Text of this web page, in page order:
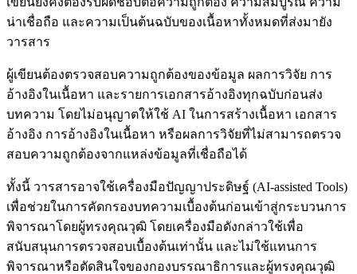
น่าเชื่อถือ และความเป็นต้นฉบับของเนื้อหาทั้งหมดที่ส่งมายัง
วารสาร
ผู้เขียนต้องตรวจสอบความถูกต้องของข้อมูล ผลการวิจัย การ
อ้างอิงในเนื้อหา และรายการเอกสารอ้างอิงทุกฉบับก่อนส่ง
บทความ โดยไม่อนุญาตให้ใช้ AI ในการสร้างเนื้อหา เอกสาร
อ้างอิง การอ้างอิงในเนื้อหา หรือผลการวิจัยที่ไม่สามารถตรวจ
สอบความถูกต้องจากแหล่งข้อมูลที่เชื่อถือได้
ทั้งนี้ วารสารอาจใช้เครื่องมือปัญญาประดิษฐ์ (AI-assisted Tools)
เพื่อช่วยในการคัดกรองบทความเบื้องต้นก่อนเข้าสู่กระบวนการ
พิจารณาโดยผู้ทรงคุณวุฒิ โดยเครื่องมือดังกล่าวใช้เพื่อ
สนับสนุนการตรวจสอบเบื้องต้นเท่านั้น และไม่ใช้แทนการ
พิจารณาหรือตัดสินใจของกองบรรณาธิการและผู้ทรงคุณวุฒิ